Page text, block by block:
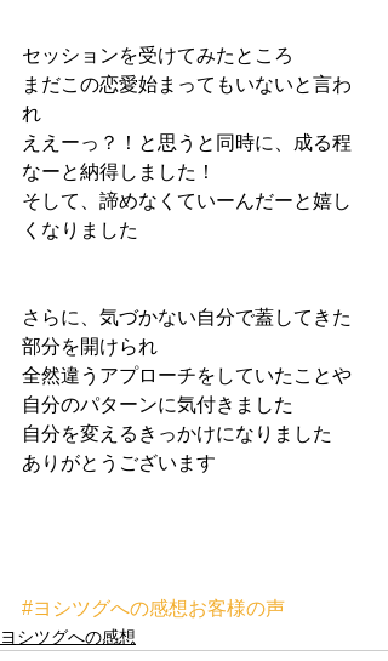
セッションを受けてみたところ
まだこの恋愛始まってもいないと言わ
れ
ええーっ？！と思うと同時に、成る程
なーと納得しました！
そして、諦めなくていーんだーと嬉し
くなりました
さらに、気づかない自分で蓋してきた
部分を開けられ
全然違うアプローチをしていたことや
自分のパターンに気付きました
自分を変えるきっかけになりました
ありがとうございます
#ヨシツグへの感想お客様の声
ヨシツグへの感想